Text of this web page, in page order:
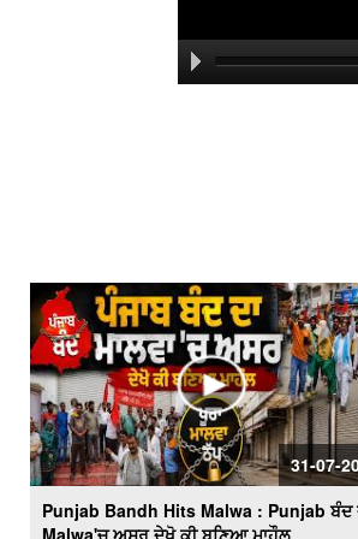
31-07-
Punjab Bandh Hits Malwa : Punjab ਬੰਦ